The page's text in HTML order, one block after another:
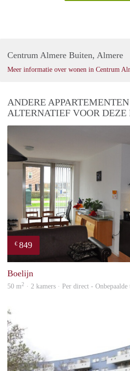
Centrum Almere Buiten, Almere
Meer informatie over wonen in Centrum
ANDERE
ALTERNATIEF VOOR DEZE
€ 849
Boelijn
50 m2 · 2 kamers · Per direct -